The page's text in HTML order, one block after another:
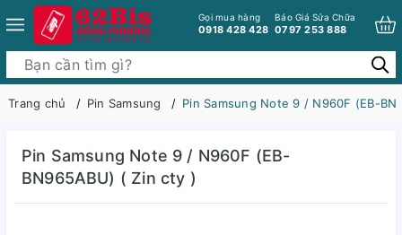
Gọi mua hàng
0918 428 428
Báo Giá Sửa Chữa
0797 253 888
Trang chủ Pin Samsung Pin Samsung Note 9 / N960F (EB-
Pin Samsung Note 9 / N960F (EB-
BN965ABU) ( Zin cty )